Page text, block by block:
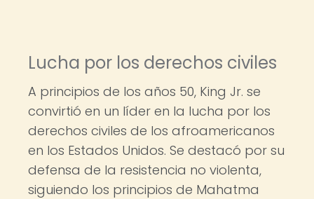
Lucha por los derechos civiles
A principios de los años 50, King Jr. se
convirtió en un líder en la lucha por los
derechos civiles de los afroamericanos
en los Estados Unidos. Se destacó por su
defensa de la resistencia no violenta,
siguiendo los principios de Mahatma